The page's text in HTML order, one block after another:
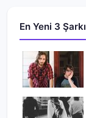
En Yeni 3 Şarkı